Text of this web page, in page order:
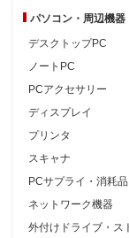
パソコン・周辺機器
デスクトップPC
ノートPC
PCアクセサリー
ディスプレイ
プリンタ
スキャナ
PCサプライ・消耗品
ネットワーク機器
外付けドライブ・ス